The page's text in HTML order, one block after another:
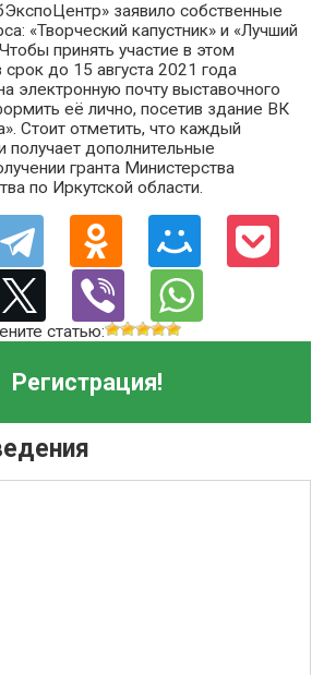
заявило собственные
«Творческий капустник» и «Лучший
принять участие в этом
срок до 15 августа 2021 года
электронную почту выставочного
её лично, посетив здание ВК
Стоит отметить, что каждый
получает дополнительные
гранта Министерства
по Иркутской области.
статью:
Регистрация!